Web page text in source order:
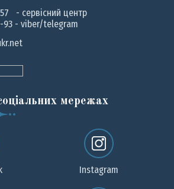
- сервісний центр
- viber/telegram
мережах
Instagram